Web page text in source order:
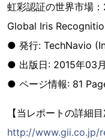
虹彩認証の世界市場
Global Iris
● 発行: TechNavio
● 出版日: 2015年03
● ページ情報: 81
【当レポートの詳細目
http://www.gii.co.jp/